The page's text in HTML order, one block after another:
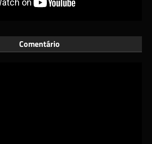
Comentário